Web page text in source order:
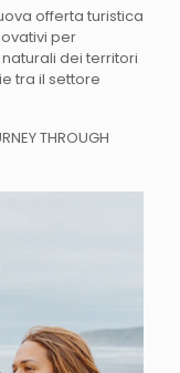
offerta turistica
per
dei territori
tra il settore
THROUGH